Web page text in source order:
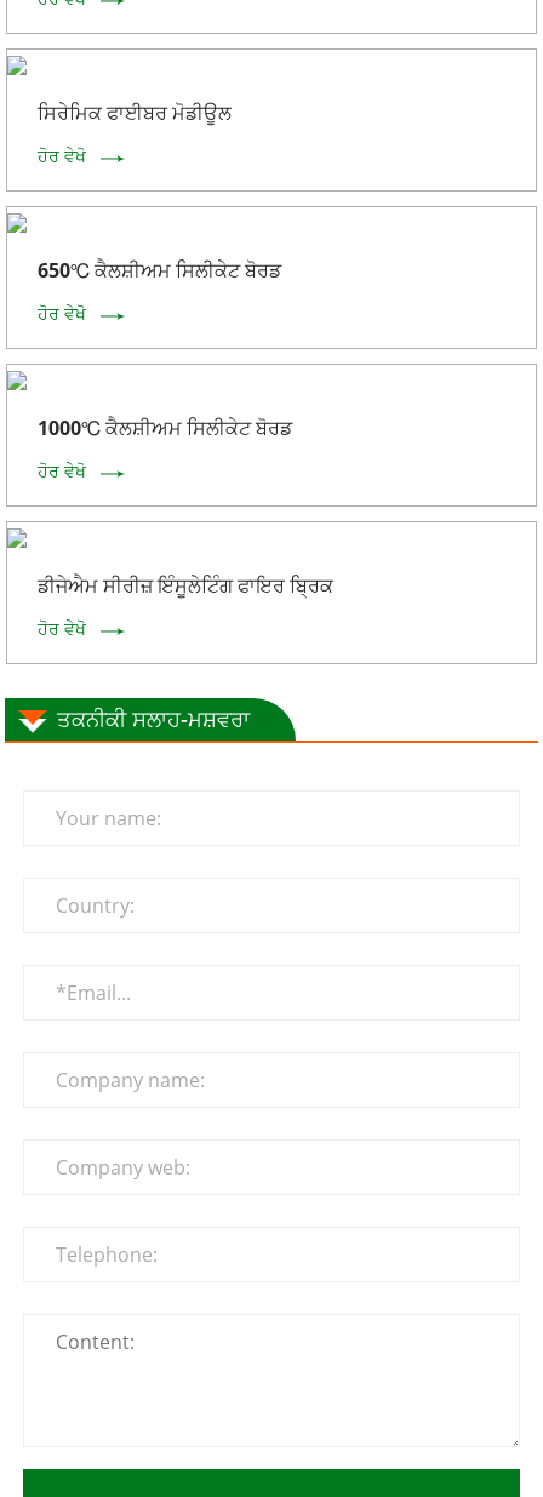
ਸਿਰੇਮਿਕ ਫਾਈਬਰ ਮੋਡੀਊਲ
ਹੋਰ ਵੇਖੋ
650℃ ਕੈਲਸ਼ੀਅਮ ਸਿਲੀਕੇਟ ਬੋਰਡ
ਹੋਰ ਵੇਖੋ
1000℃ ਕੈਲਸ਼ੀਅਮ ਸਿਲੀਕੇਟ ਬੋਰਡ
ਹੋਰ ਵੇਖੋ
ਡੀਜੇਐਮ ਸੀਰੀਜ਼ ਇੰਸੂਲੇਟਿੰਗ ਫਾਇਰ ਬ੍ਰਿਕ
ਹੋਰ ਵੇਖੋ
ਤਕਨੀਕੀ ਸਲਾਹ-ਮਸ਼ਵਰਾ